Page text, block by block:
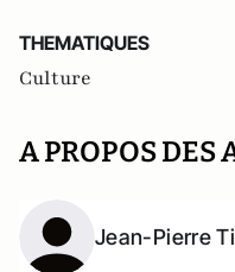
THEMATIQUES
Culture
A PROPOS DES
Jean-Pierre